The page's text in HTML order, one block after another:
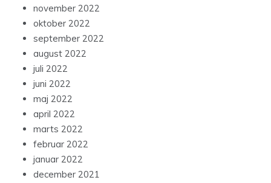
november 2022
oktober 2022
september 2022
august 2022
juli 2022
juni 2022
maj 2022
april 2022
marts 2022
februar 2022
januar 2022
december 2021